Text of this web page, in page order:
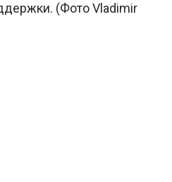
(Фото Vladimir